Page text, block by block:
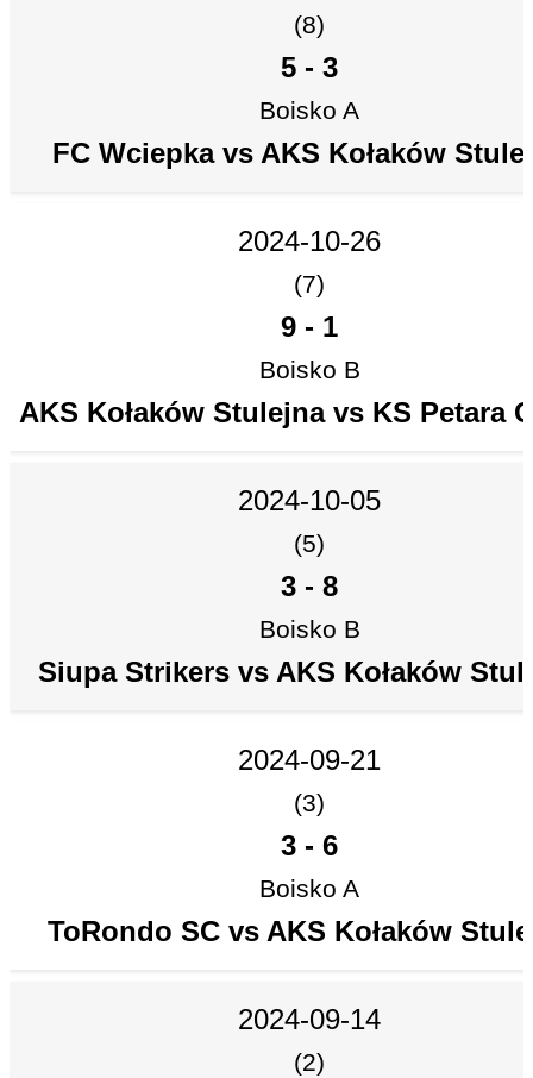
(8)
5 - 3
Boisko A
FC Wciepka vs AKS Kołaków
2024-10-26
(7)
9 - 1
Boisko B
AKS Kołaków Stulejna vs KS Petara
2024-10-05
(5)
3 - 8
Boisko B
Siupa Strikers vs AKS Kołaków
2024-09-21
(3)
3 - 6
Boisko A
ToRondo SC vs AKS Kołaków
2024-09-14
(2)